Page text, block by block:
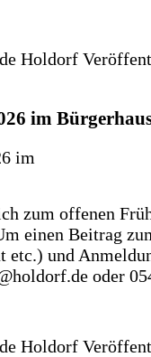
Holdorf
im
zum offenen
einen Beitrag
etc.) und
oder
Holdorf